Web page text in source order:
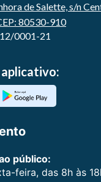
de Salette, s/n
80530-910
0001-21
aplicativo:
público:
feira, das 8h às